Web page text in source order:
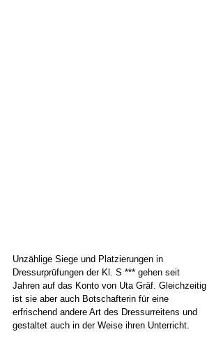
Unzählige Siege und Platzierungen in
Dressurprüfungen der Kl. S *** gehen seit
Jahren auf das Konto von Uta Gräf. Gleichzeitig
ist sie aber auch Botschafterin für eine
erfrischend andere Art des Dressurreitens und
gestaltet auch in der Weise ihren Unterricht.